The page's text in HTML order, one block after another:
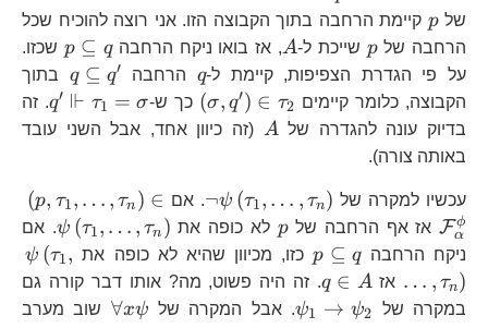
של
p p קיימת הרחבה בתוך הקבוצה הזו. אני רוצה להוכיח שכל
הרחבה של
p p שייכת ל- A A, אז בואו ניקח הרחבה
q
p ⊆ q
שכזו.
על פי הגדרת הצפיפות, קיימת ל-
q
q הרחבה q ⊆ q′
בתוך
הקבוצה, כלומר קיימים
(σ, q′) ∈ τ2 כך ש- q′ ⊩ τ1 = σ
. זה
בדיוק עונה להגדרה של
A A (זה כיוון אחד, אבל השני עובד
באותה צורה).
עכשיו למקרה של ¬ψ (τ1, … , τn) . אם (p, τ1, … , τn ) ∈
Fα
ϕ אז אף הרחבה של p p לא כופה את ψ (τ1, … , τn )
. אם
ניקח הרחבה
p\subseteq
q
p ⊆ q כזו, מכיוון שהיא לא כופה את ψ (τ1,
… , τn) אז
q\in
A
q ∈ A
. זה היה פשוט, מה? אותו דבר קורה גם
במקרה של \psi_{1}\to\psi_{2}
ψ1 → ψ2 . אבל המקרה של
\forall
∀xψ
שוב מערב